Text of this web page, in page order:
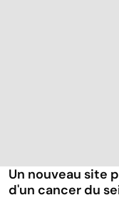
Un nouveau site
d'un cancer du